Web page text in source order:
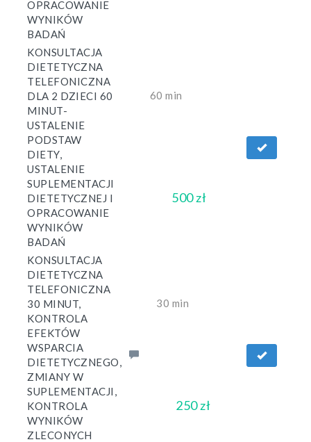
OPRACOWANIE
WYNIKÓW
BADAŃ
KONSULTACJA
DIETETYCZNA
TELEFONICZNA
DLA 2 DZIECI 60
MINUT-
USTALENIE
PODSTAW
DIETY,
USTALENIE
SUPLEMENTACJI
DIETETYCZNEJ I
OPRACOWANIE
WYNIKÓW
BADAŃ
60 min
500 zł
KONSULTACJA
DIETETYCZNA
TELEFONICZNA
30 MINUT,
KONTROLA
EFEKTÓW
WSPARCIA
DIETETYCZNEGO,
ZMIANY W
SUPLEMENTACJI,
KONTROLA
WYNIKÓW
ZLECONYCH
30 min
250 zł